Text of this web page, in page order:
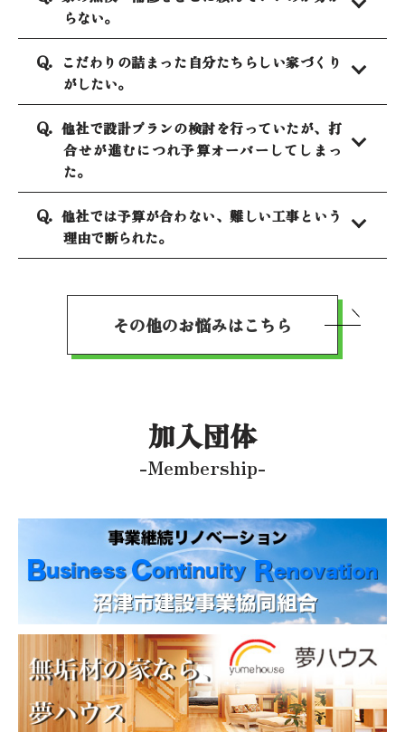
らない。
こだわりの詰まった自分たちらしい家づくり
がしたい。
他社で設計プランの検討を行っていたが、打
合せが進むにつれ予算オーバーしてしまっ
た。
他社では予算が合わない、難しい工事という
理由で断られた。
その他のお悩みはこちら
加入団体
-Membership-